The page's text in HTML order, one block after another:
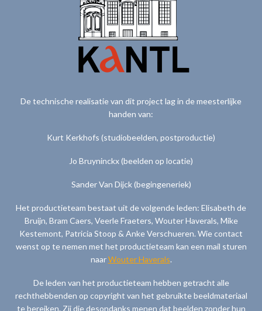
De technische realisatie van dit project lag in de meesterlijke
handen van:
Kurt Kerkhofs (studiobeelden, postproductie)
Jo Bruyninckx (beelden op locatie)
Sander Van Dijck (begingeneriek)
Het productieteam bestaat uit de volgende leden: Elisabeth de
Bruijn, Bram Caers, Veerle Fraeters, Wouter Haverals, Mike
Kestemont, Patricia Stoop & Anke Verschueren. Wie contact
wenst op te nemen met het productieteam kan een mail sturen
naarWouter Haverals.
De leden van het productieteam hebben getracht alle
rechthebbenden op copyright van het gebruikte beeldmateriaal
te bereiken. Zij die desondanks menen dat beelden zonder hun